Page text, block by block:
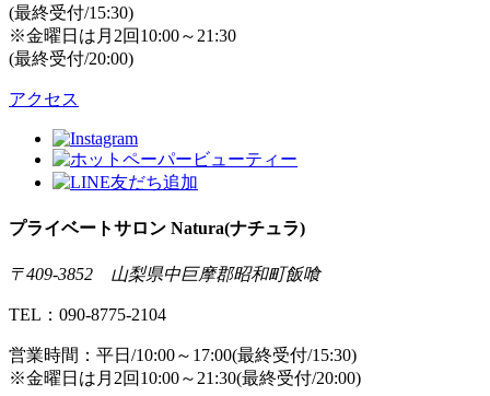
(最終受付/15:30)
※金曜日は月2回10:00～21:30
(最終受付/20:00)
アクセス
プライベートサロン Natura(ナチュラ)
〒409-3852 山梨県中巨摩郡昭和町飯喰
TEL：090-8775-2104
営業時間：平日/10:00～17:00(最終受付/15:30)
※金曜日は月2回10:00～21:30(最終受付/20:00)